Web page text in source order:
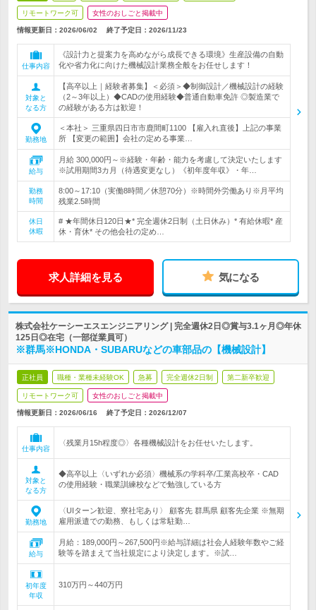
リモートワーク可 女性のおしごと掲載中
情報更新日：2026/06/02 終了予定日： 2026/11/23
仕事内容
《設計力と提案力を高めながら成長できる環境》生産設備の自動
化や省力化に向けた機械設計業務全般をお任せします！
対象と
なる方
【高卒以上｜経験者募集】＜必須＞◆制御設計／機械設計の経験
（2～3年以上）◆CADの使用経験◆普通自動車免許 ◎製造業で
の経験がある方は歓迎！
勤務地
＜本社＞ 三重県四日市市鹿間町1100 【雇入れ直後】上記の事業
所 【変更の範囲】会社の定める事業…
給与
月給 300,000円～※経験・年齢・能力を考慮して決定いたします
※試用期間3カ月（待遇変更なし）《初年度年収》・年…
勤務
時間
8:00～17:10（実働8時間／休憩70分）※時間外労働あり※月平均
残業2.5時間
休日
休暇
# ★年間休日120日★* 完全週休2日制（土日休み）* 有給休暇* 産
休・育休* その他会社の定め…
求人詳細を見る 気になる
株式会社ケーシーエスエンジニアリング | 完全週休2日◎賞与3.1ヶ月◎年休
125日◎在宅（一部従業員可）
※群馬※HONDA・SUBARUなどの車部品の【機械設計】
正社員 職種・業種未経験OK 急募 完全週休2日制 第二新卒歓迎
リモートワーク可 女性のおしごと掲載中
情報更新日：2026/06/16 終了予定日： 2026/12/07
仕事内容
〈残業月15h程度◎〉各種機械設計をお任せいたします。
対象と
なる方
◆高卒以上〈いずれか必須〉機械系の学科卒/工業高校卒・CAD
の使用経験・職業訓練校などで勉強している方
勤務地
〈UIターン歓迎、寮社宅あり〉 顧客先 群馬県 顧客先企業 ※無期
雇用派遣での勤務、もしくは常駐勤…
給与
月給：189,000円～267,500円※給与詳細は社会人経験年数やご経
験等を踏まえて当社規定により決定します。※試…
初年度
年収
310万円～440万円